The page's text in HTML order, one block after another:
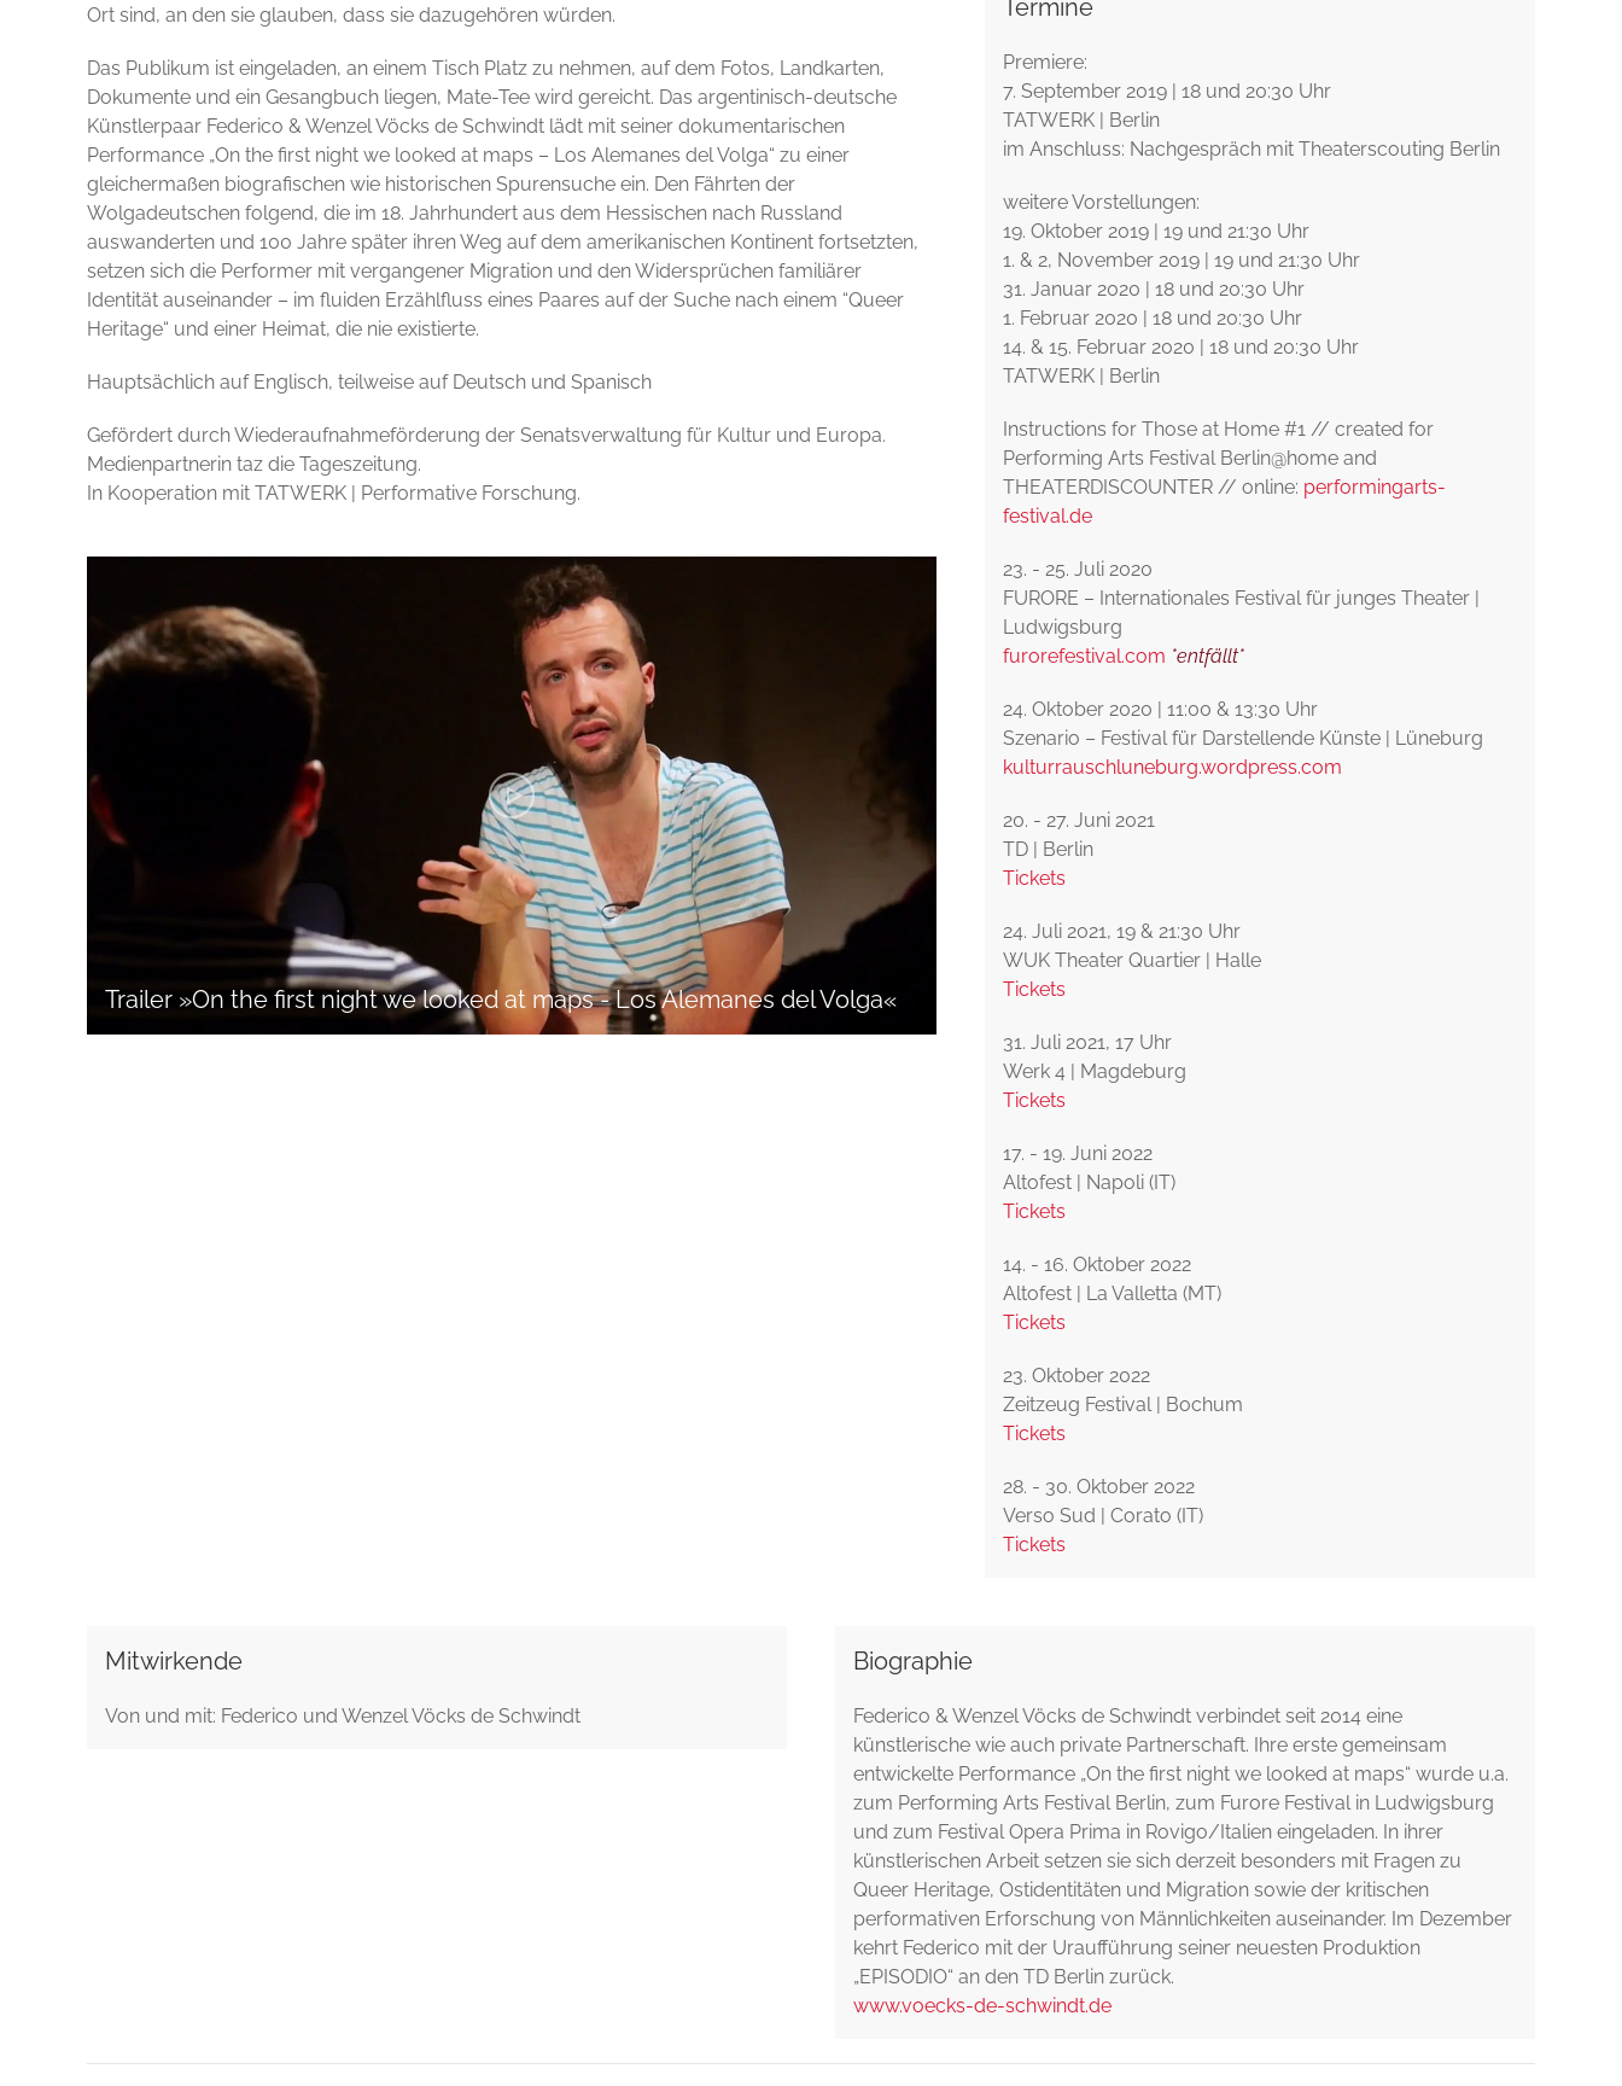
Ort sind, an den sie glauben, dass sie dazugehören würden.
Das Publikum ist eingeladen, an einem Tisch Platz zu nehmen, auf dem Fotos, Landkarten,
Dokumente und ein Gesangbuch liegen, Mate-Tee wird gereicht. Das argentinisch-deutsche
Künstlerpaar Federico & Wenzel Vöcks de Schwindt lädt mit seiner dokumentarischen
Performance „On the first night we looked at maps – Los Alemanes del Volga“ zu einer
gleichermaßen biografischen wie historischen Spurensuche ein. Den Fährten der
Wolgadeutschen folgend, die im 18. Jahrhundert aus dem Hessischen nach Russland
auswanderten und 100 Jahre später ihren Weg auf dem amerikanischen Kontinent fortsetzten,
setzen sich die Performer mit vergangener Migration und den Widersprüchen familiärer
Identität auseinander – im fluiden Erzählfluss eines Paares auf der Suche nach einem “Queer
Heritage“ und einer Heimat, die nie existierte.
Hauptsächlich auf Englisch, teilweise auf Deutsch und Spanisch
Gefördert durch Wiederaufnahmeförderung der Senatsverwaltung für Kultur und Europa.
Medienpartnerin taz die Tageszeitung.
In Kooperation mit TATWERK | Performative Forschung.
Trailer »On the first night we looked at maps - Los Alemanes del Volga«
Termine
Premiere:
7. September 2019 | 18 und 20:30 Uhr
TATWERK | Berlin
im Anschluss: Nachgespräch mit Theaterscouting Berlin
weitere Vorstellungen:
19. Oktober 2019 | 19 und 21:30 Uhr
1. & 2, November 2019 | 19 und 21:30 Uhr
31. Januar 2020 | 18 und 20:30 Uhr
1. Februar 2020 | 18 und 20:30 Uhr
14. & 15. Februar 2020 | 18 und 20:30 Uhr
TATWERK | Berlin
Instructions for Those at Home #1 // created for
Performing Arts Festival Berlin@home and
THEATERDISCOUNTER // online: performingarts-
festival.de
23. - 25. Juli 2020
FURORE – Internationales Festival für junges Theater |
Ludwigsburg
furorefestival.com *entfällt*
24. Oktober 2020 | 11:00 & 13:30 Uhr
Szenario – Festival für Darstellende Künste | Lüneburg
kulturrauschluneburg.wordpress.com
20. - 27. Juni 2021
TD | Berlin
Tickets
24. Juli 2021, 19 & 21:30 Uhr
WUK Theater Quartier | Halle
Tickets
31. Juli 2021, 17 Uhr
Werk 4 | Magdeburg
Tickets
17. - 19. Juni 2022
Altofest | Napoli (IT)
Tickets
14. - 16. Oktober 2022
Altofest | La Valletta (MT)
Tickets
23. Oktober 2022
Zeitzeug Festival | Bochum
Tickets
28. - 30. Oktober 2022
Verso Sud | Corato (IT)
Tickets
Mitwirkende
Von und mit: Federico und Wenzel Vöcks de Schwindt
Biographie
Federico & Wenzel Vöcks de Schwindt verbindet seit 2014 eine
künstlerische wie auch private Partnerschaft. Ihre erste gemeinsam
entwickelte Performance „On the first night we looked at maps“ wurde u.a.
zum Performing Arts Festival Berlin, zum Furore Festival in Ludwigsburg
und zum Festival Opera Prima in Rovigo/Italien eingeladen. In ihrer
künstlerischen Arbeit setzen sie sich derzeit besonders mit Fragen zu
Queer Heritage, Ostidentitäten und Migration sowie der kritischen
performativen Erforschung von Männlichkeiten auseinander. Im Dezember
kehrt Federico mit der Uraufführung seiner neuesten Produktion
„EPISODIO“ an den TD Berlin zurück.
www.voecks-de-schwindt.de